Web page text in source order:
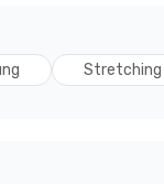
Stretching